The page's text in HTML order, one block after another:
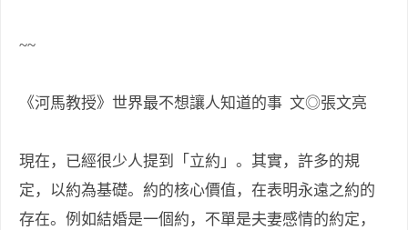
~~
《河馬教授》世界最不想讓人知道的事 文◎張文亮
現在，已經很少人提到「立約」。其實，許多的規
定，以約為基礎。約的核心價值，在表明永遠之約的
存在。例如結婚是一個約，不單是夫妻感情的約定，